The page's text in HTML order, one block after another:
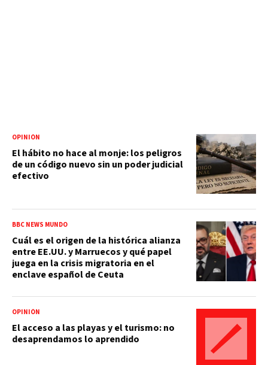
OPINIÓN
El hábito no hace al monje: los peligros
de un código nuevo sin un poder judicial
efectivo
BBC NEWS MUNDO
Cuál es el origen de la histórica alianza
entre EE.UU. y Marruecos y qué papel
juega en la crisis migratoria en el
enclave español de Ceuta
OPINIÓN
El acceso a las playas y el turismo: no
desaprendamos lo aprendido